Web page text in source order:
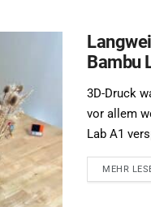
Bambu
3D-Druck
vor allem
Lab A1
MEHR